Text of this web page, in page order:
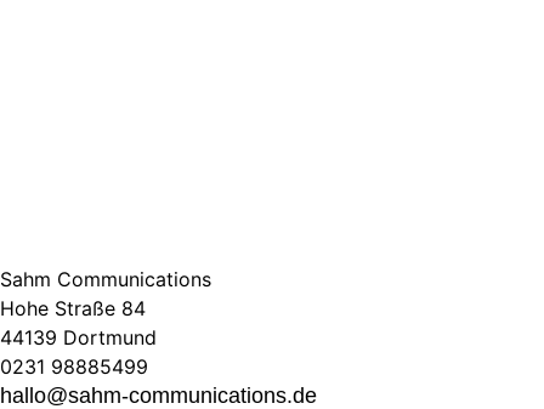
Sahm Communications
Hohe Straße 84
44139 Dortmund
0231 98885499
hallo@sahm-communications.de